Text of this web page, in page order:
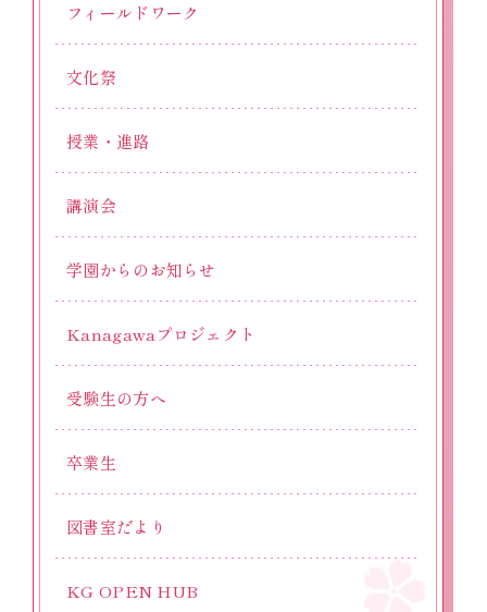
フィールドワーク
文化祭
授業・進路
講演会
学園からのお知らせ
Kanagawaプロジェクト
受験生の方へ
卒業生
図書室だより
KG OPEN HUB